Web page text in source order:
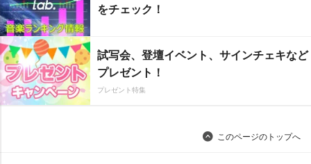
をチェック！
試写会、登壇イベント、サインチェキなど
プレゼント！
プレゼント特集
このページのトップへ